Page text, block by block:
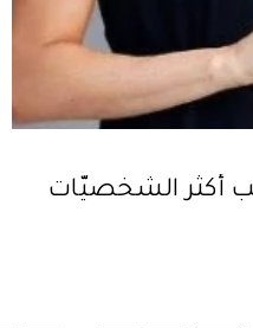
أكثر الشخصيّات